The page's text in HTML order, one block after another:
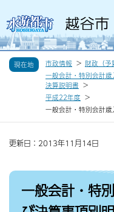
現在地 市政情報 財政（予
一般会計・特別会計
決算説明書
平成22年度
一般会計・特別会計
更新日：2013年11月14日
一般会計・特